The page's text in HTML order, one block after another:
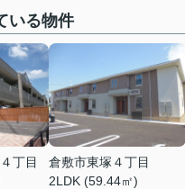
いる物件
丁目
倉敷市東塚４丁目
2LDK (59.44㎡)